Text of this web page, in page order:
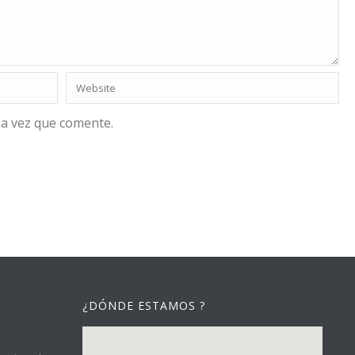
vez que comente.
¿DÓNDE ESTAMOS ?